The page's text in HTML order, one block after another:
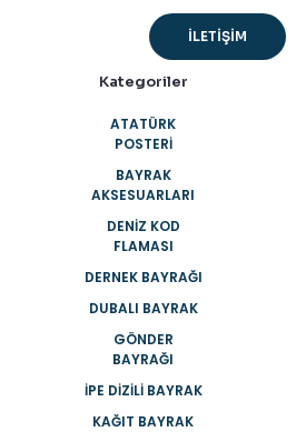
İLETİŞİM
Kategoriler
ATATÜRK
POSTERI
BAYRAK
AKSESUARLARI
DENIZ KOD
FLAMASI
DERNEK BAYRAĞI
DUBALI BAYRAK
GÖNDER
BAYRAĞI
İPE DIZILI BAYRAK
KAĞIT BAYRAK